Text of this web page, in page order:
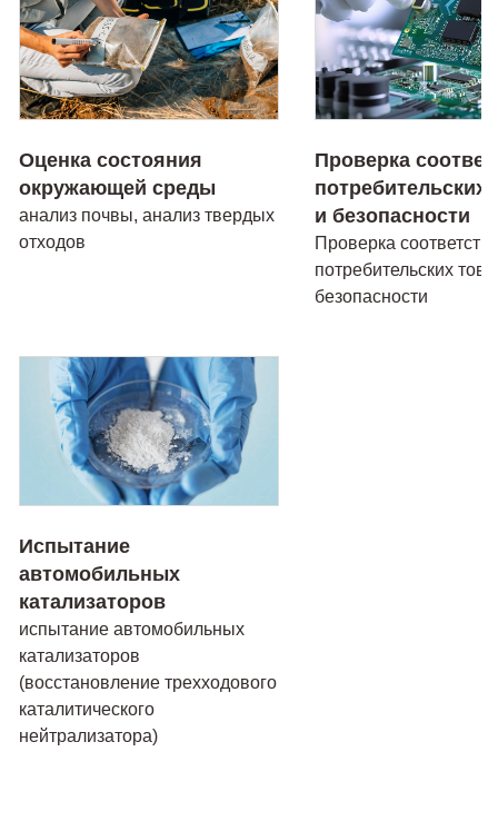
Оценка состояния
окружающей среды
анализ почвы, анализ твердых
отходов
Проверка
потребительских
и безопасности
Проверка
потребительских
безопасности
Испытание
автомобильных
катализаторов
испытание автомобильных
катализаторов
(восстановление трехходового
каталитического
нейтрализатора)